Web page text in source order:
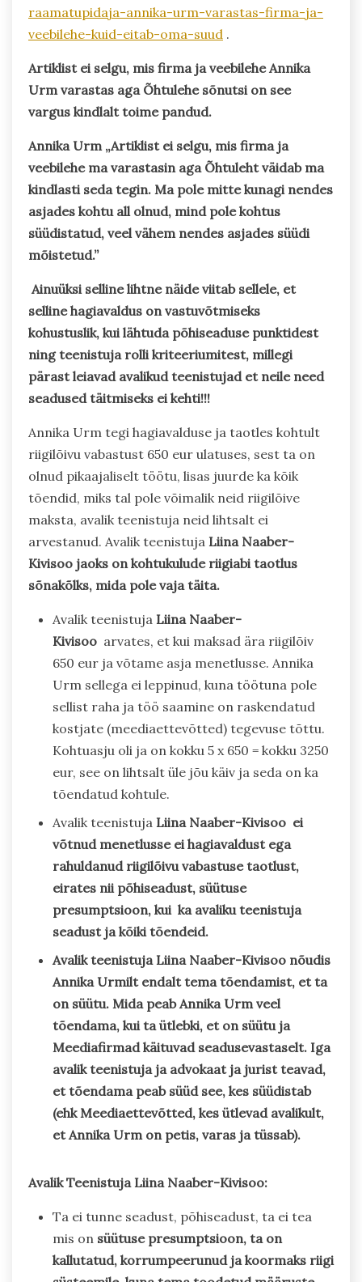
raamatupidaja-annika-urm-varastas-firma-ja-
veebilehe-kuid-eitab-oma-suud .
Artiklist ei selgu, mis firma ja veebilehe Annika
Urm varastas aga Õhtulehe sõnutsi on see
vargus kindlalt toime pandud.
Annika Urm „Artiklist ei selgu, mis firma ja
veebilehe ma varastasin aga Õhtuleht väidab ma
kindlasti seda tegin. Ma pole mitte kunagi nendes
asjades kohtu all olnud, mind pole kohtus
süüdistatud, veel vähem nendes asjades süüdi
mõistetud.”
Ainuüksi selline lihtne näide viitab sellele, et
selline hagiavaldus on vastuvõtmiseks
kohustuslik, kui lähtuda põhiseaduse punktidest
ning teenistuja rolli kriteeriumitest, millegi
pärast leiavad avalikud teenistujad et neile need
seadused täitmiseks ei kehti!!!
Annika Urm tegi hagiavalduse ja taotles kohtult
riigilõivu vabastust 650 eur ulatuses, sest ta on
olnud pikaajaliselt töötu, lisas juurde ka kõik
tõendid, miks tal pole võimalik neid riigilõive
maksta, avalik teenistuja neid lihtsalt ei
arvestanud. Avalik teenistuja Liina Naaber-
Kivisoo jaoks on kohtukulude riigiabi taotlus
sõnakõlks, mida pole vaja täita.
Avalik teenistuja Liina Naaber-
Kivisoo arvates, et kui maksad ära riigilõiv
650 eur ja võtame asja menetlusse. Annika
Urm sellega ei leppinud, kuna töötuna pole
sellist raha ja töö saamine on raskendatud
kostjate (meediaettevõtted) tegevuse tõttu.
Kohtuasju oli ja on kokku 5 x 650 = kokku 3250
eur, see on lihtsalt üle jõu käiv ja seda on ka
tõendatud kohtule.
Avalik teenistuja Liina Naaber-Kivisoo ei
võtnud menetlusse ei hagiavaldust ega
rahuldanud riigilõivu vabastuse taotlust,
eirates nii põhiseadust, süütuse
presumptsioon, kui ka avaliku teenistuja
seadust ja kõiki tõendeid.
Avalik teenistuja Liina Naaber-Kivisoo nõudis
Annika Urmilt endalt tema tõendamist, et ta
on süütu. Mida peab Annika Urm veel
tõendama, kui ta ütlebki, et on süütu ja
Meediafirmad käituvad seadusevastaselt. Iga
avalik teenistuja ja advokaat ja jurist teavad,
et tõendama peab süüd see, kes süüdistab
(ehk Meediaettevõtted, kes ütlevad avalikult,
et Annika Urm on petis, varas ja tüssab).
Avalik Teenistuja Liina Naaber-Kivisoo:
Ta ei tunne seadust, põhiseadust, ta ei tea
mis on süütuse presumptsioon, ta on
kallutatud, korrumpeerunud ja koormaks riigi